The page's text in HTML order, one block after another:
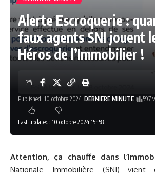
Alerte Escroquerie :
faux agents SNI jouent
Héros de l’Immobilier !
Last updated: 10 octobre 2024 15h58
Published: 10 octobre 2024 DERNIERE MINUTE 597
Attention, ça chauffe dans
Nationale Immobilière (SNI)